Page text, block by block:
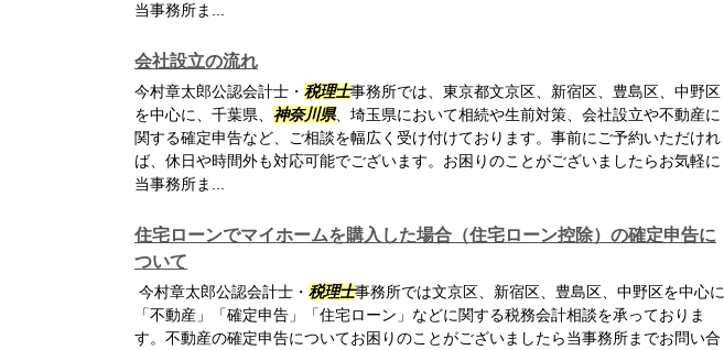
当事務所ま...
会社設立の流れ
今村章太郎公認会計士・ 税理士事務所では、東京都文京区、新宿区、豊島区、中野区
を中心に、千葉県、 神奈川県、埼玉県において相続や生前対策、会社設立や不動産に
関する確定申告など、ご相談を幅広く受け付けております。事前にご予約いただけれ
ば、休日や時間外も対応可能でございます。お困りのことがございましたらお気軽に
当事務所ま...
住宅ローンでマイホームを購入した場合（住宅ローン控除）の確定申告に
ついて
今村章太郎公認会計士・ 税理士事務所では文京区、新宿区、豊島区、中野区を中心に
「不動産」「確定申告」「住宅ローン」などに関する税務会計相談を承っておりま
す。不動産の確定申告についてお困りのことがございましたら当事務所までお問い合